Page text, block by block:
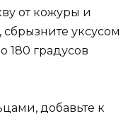
от кожуры и
уксусом
180 градусов
добавьте к